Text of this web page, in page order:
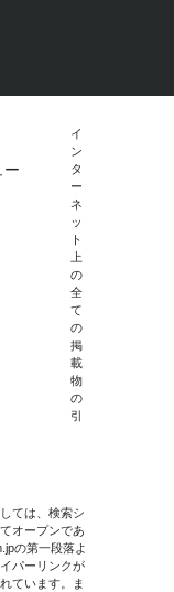
ー
イ
ン
タ
ー
ネ
ッ
ト
上
の
全
て
の
掲
載
物
の
引
ては、検索シ
オープンであ
の第一段落よ
パーリンクが
ています。ま